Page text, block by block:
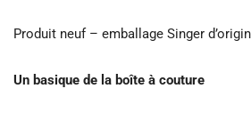
Produit neuf – emballage Singer
Un basique de la boîte à couture